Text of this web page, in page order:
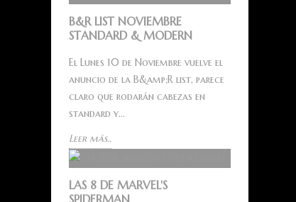
B&R LIST NOVIEMBRE
STANDARD & MODERN
El Lunes 10 de Noviembre vuelve el
anuncio de la B&amp;R list, parece
claro que rodarán cabezas en
standard y...
Leer más..
LAS 8 DE MARVEL'S
SPIDERMAN